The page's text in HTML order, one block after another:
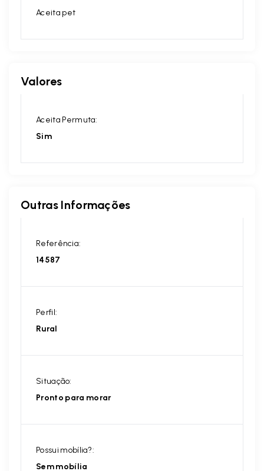
Aceita pet
Valores
Aceita Permuta:
Sim
Outras Informações
Referência:
14587
Perfil:
Rural
Situação:
Pronto para morar
Possui mobília?:
Sem mobília